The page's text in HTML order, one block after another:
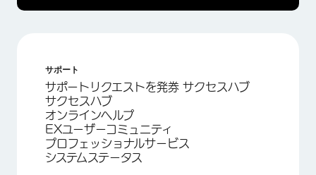
サポート
サポートリクエストを発券 サクセスハブ
サクセスハブ
オンラインヘルプ
EXユーザーコミュニティ
プロフェッショナルサービス
システムステータス